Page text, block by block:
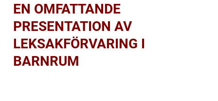
EN OMFATTANDE
PRESENTATION AV
LEKSAKFÖRVARING I
BARNRUM